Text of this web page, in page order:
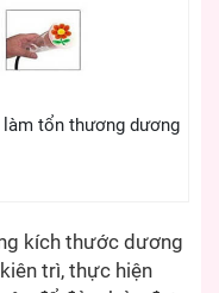
tổn thương dương
kích thước dương
trì, thực hiện